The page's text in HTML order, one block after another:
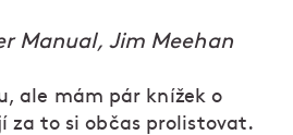
Manual, Jim Meehan
ale mám pár knížek o
za to si občas prolistovat.